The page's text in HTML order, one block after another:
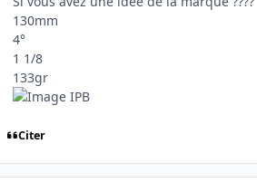
130mm
4°
1 1/8
133gr
Citer